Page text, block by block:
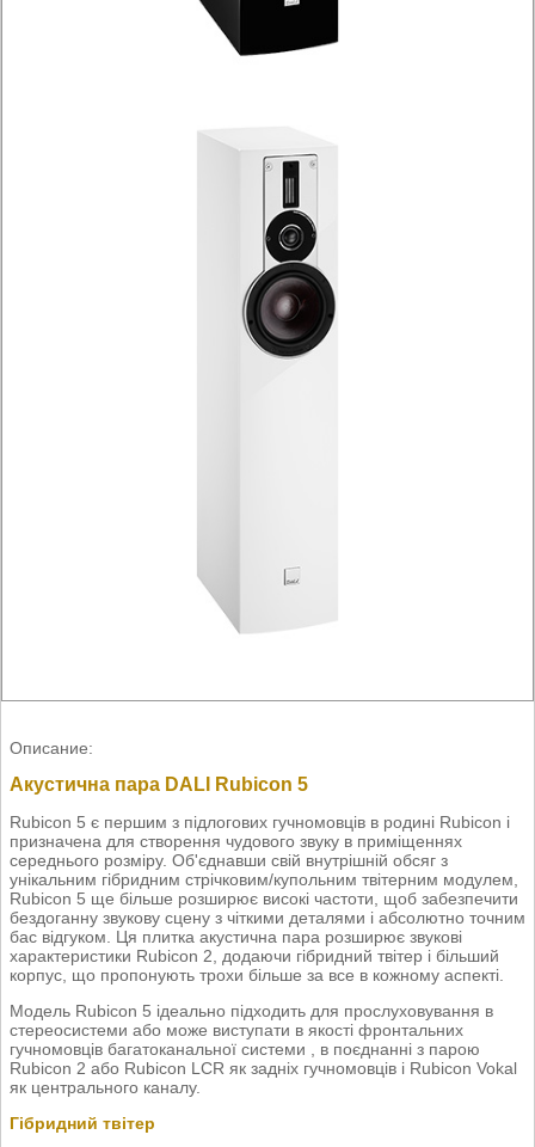
Описание:
Акустична пара DALI Rubicon 5
Rubicon 5 є першим з підлогових гучномовців в родині Rubicon і
призначена для створення чудового звуку в приміщеннях
середнього розміру. Об'єднавши свій внутрішній обсяг з
унікальним гібридним стрічковим/купольним твітерним модулем,
Rubicon 5 ще більше розширює високі частоти, щоб забезпечити
бездоганну звукову сцену з чіткими деталями і абсолютно точним
бас відгуком. Ця плитка акустична пара розширює звукові
характеристики Rubicon 2, додаючи гібридний твітер і більший
корпус, що пропонують трохи більше за все в кожному аспекті.
Модель Rubicon 5 ідеально підходить для прослуховування в
стереосистеми або може виступати в якості фронтальних
гучномовців багатоканальної системи , в поєднанні з парою
Rubicon 2 або Rubicon LCR як задніх гучномовців і Rubicon Vokal
як центрального каналу.
Гібридний твітер